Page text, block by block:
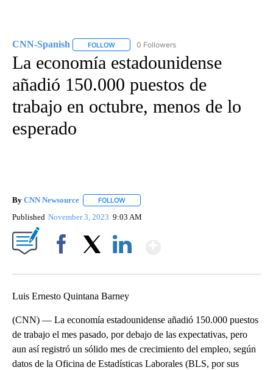
CNN-Spanish FOLLOW FOLLOW "CNN-SPANISH" TO RECEIVE
0 Followers
La economía estadounidense
añadió 150.000 puestos de
trabajo en octubre, menos de lo
esperado
By CNN Newsource FOLLOW
Published November 3, 2023 9:03 AM
Luis Ernesto Quintana Barney
(CNN) — La economía estadounidense añadió 150.000 puestos
de trabajo el mes pasado, por debajo de las expectativas, pero
aun así registró un sólido mes de crecimiento del empleo, según
datos de la Oficina de Estadísticas Laborales (BLS, por sus